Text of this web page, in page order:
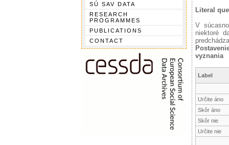
SÚ SAV DATA
RESEARCH
PROGRAMMES
PUBLICATIONS
CONTACT
Literal
V
niektoré
vyznania
Label
Určite áno
Skôr áno
Skôr nie
Určite nie